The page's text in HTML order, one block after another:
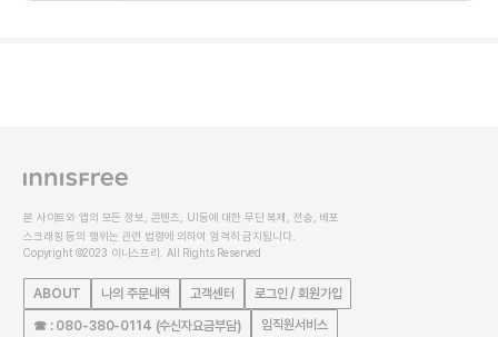
본 사이트와 앱의 모든 정보, 콘텐츠, UI등에 대한 무단 복제, 전송, 배포
스크래핑 등의 행위는 관련 법령에 의하여 엄격히 금지됩니다.
Copyright ©2023 이니스프리. All Rights Reserved
ABOUT 나의 주문내역 고객센터 로그인 / 회원가입
☎ : 080-380-0114 (수신자요금부담) 임직원서비스